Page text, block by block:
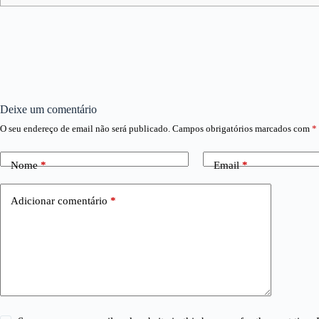
Deixe um comentário
O seu endereço de email não será publicado. Campos obrigatórios marcados com *
Nome* Email*
Adicionar comentário *